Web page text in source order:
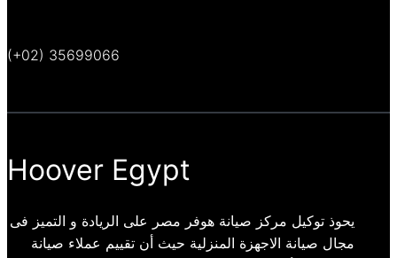
(+02) 35699066
Hoover Egypt
يحوذ توكيل مركز صيانة هوفر مصر على الريادة و التميز فى
مجال صيانة الاجهزة المنزلية حيث أن تقييم عملاء صيانة